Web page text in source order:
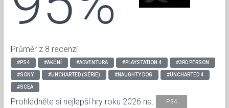
Průměr z 8 recenzí
#PS4 #AKČNÍ #ADVENTURA #PLAYSTATION 4 #3RD PERSON
#SONY #UNCHARTED (SÉRIE) #NAUGHTY DOG #UNCHARTED 4
#SCEA
Prohlédněte si nejlepší hry roku 2026 na: PS4